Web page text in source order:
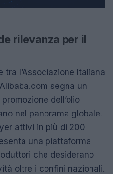
rilevanza per il
tra l’Associazione Italiana
segna un
dell’olio
nel panorama globale.
attivi in più di 200
una piattaforma
che desiderano
oltre i confini nazionali.